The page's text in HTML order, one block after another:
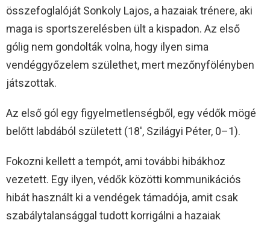
összefoglalóját Sonkoly Lajos, a hazaiak trénere, aki
maga is sportszerelésben ült a kispadon. Az első
gólig nem gondolták volna, hogy ilyen sima
vendéggyőzelem születhet, mert mezőnyfölényben
játszottak.
Az első gól egy figyelmetlenségből, egy védők mögé
belőtt labdából született (18′, Szilágyi Péter, 0–1).
Fokozni kellett a tempót, ami további hibákhoz
vezetett. Egy ilyen, védők közötti kommunikációs
hibát használt ki a vendégek támadója, amit csak
szabálytalansággal tudott korrigálni a hazaiak